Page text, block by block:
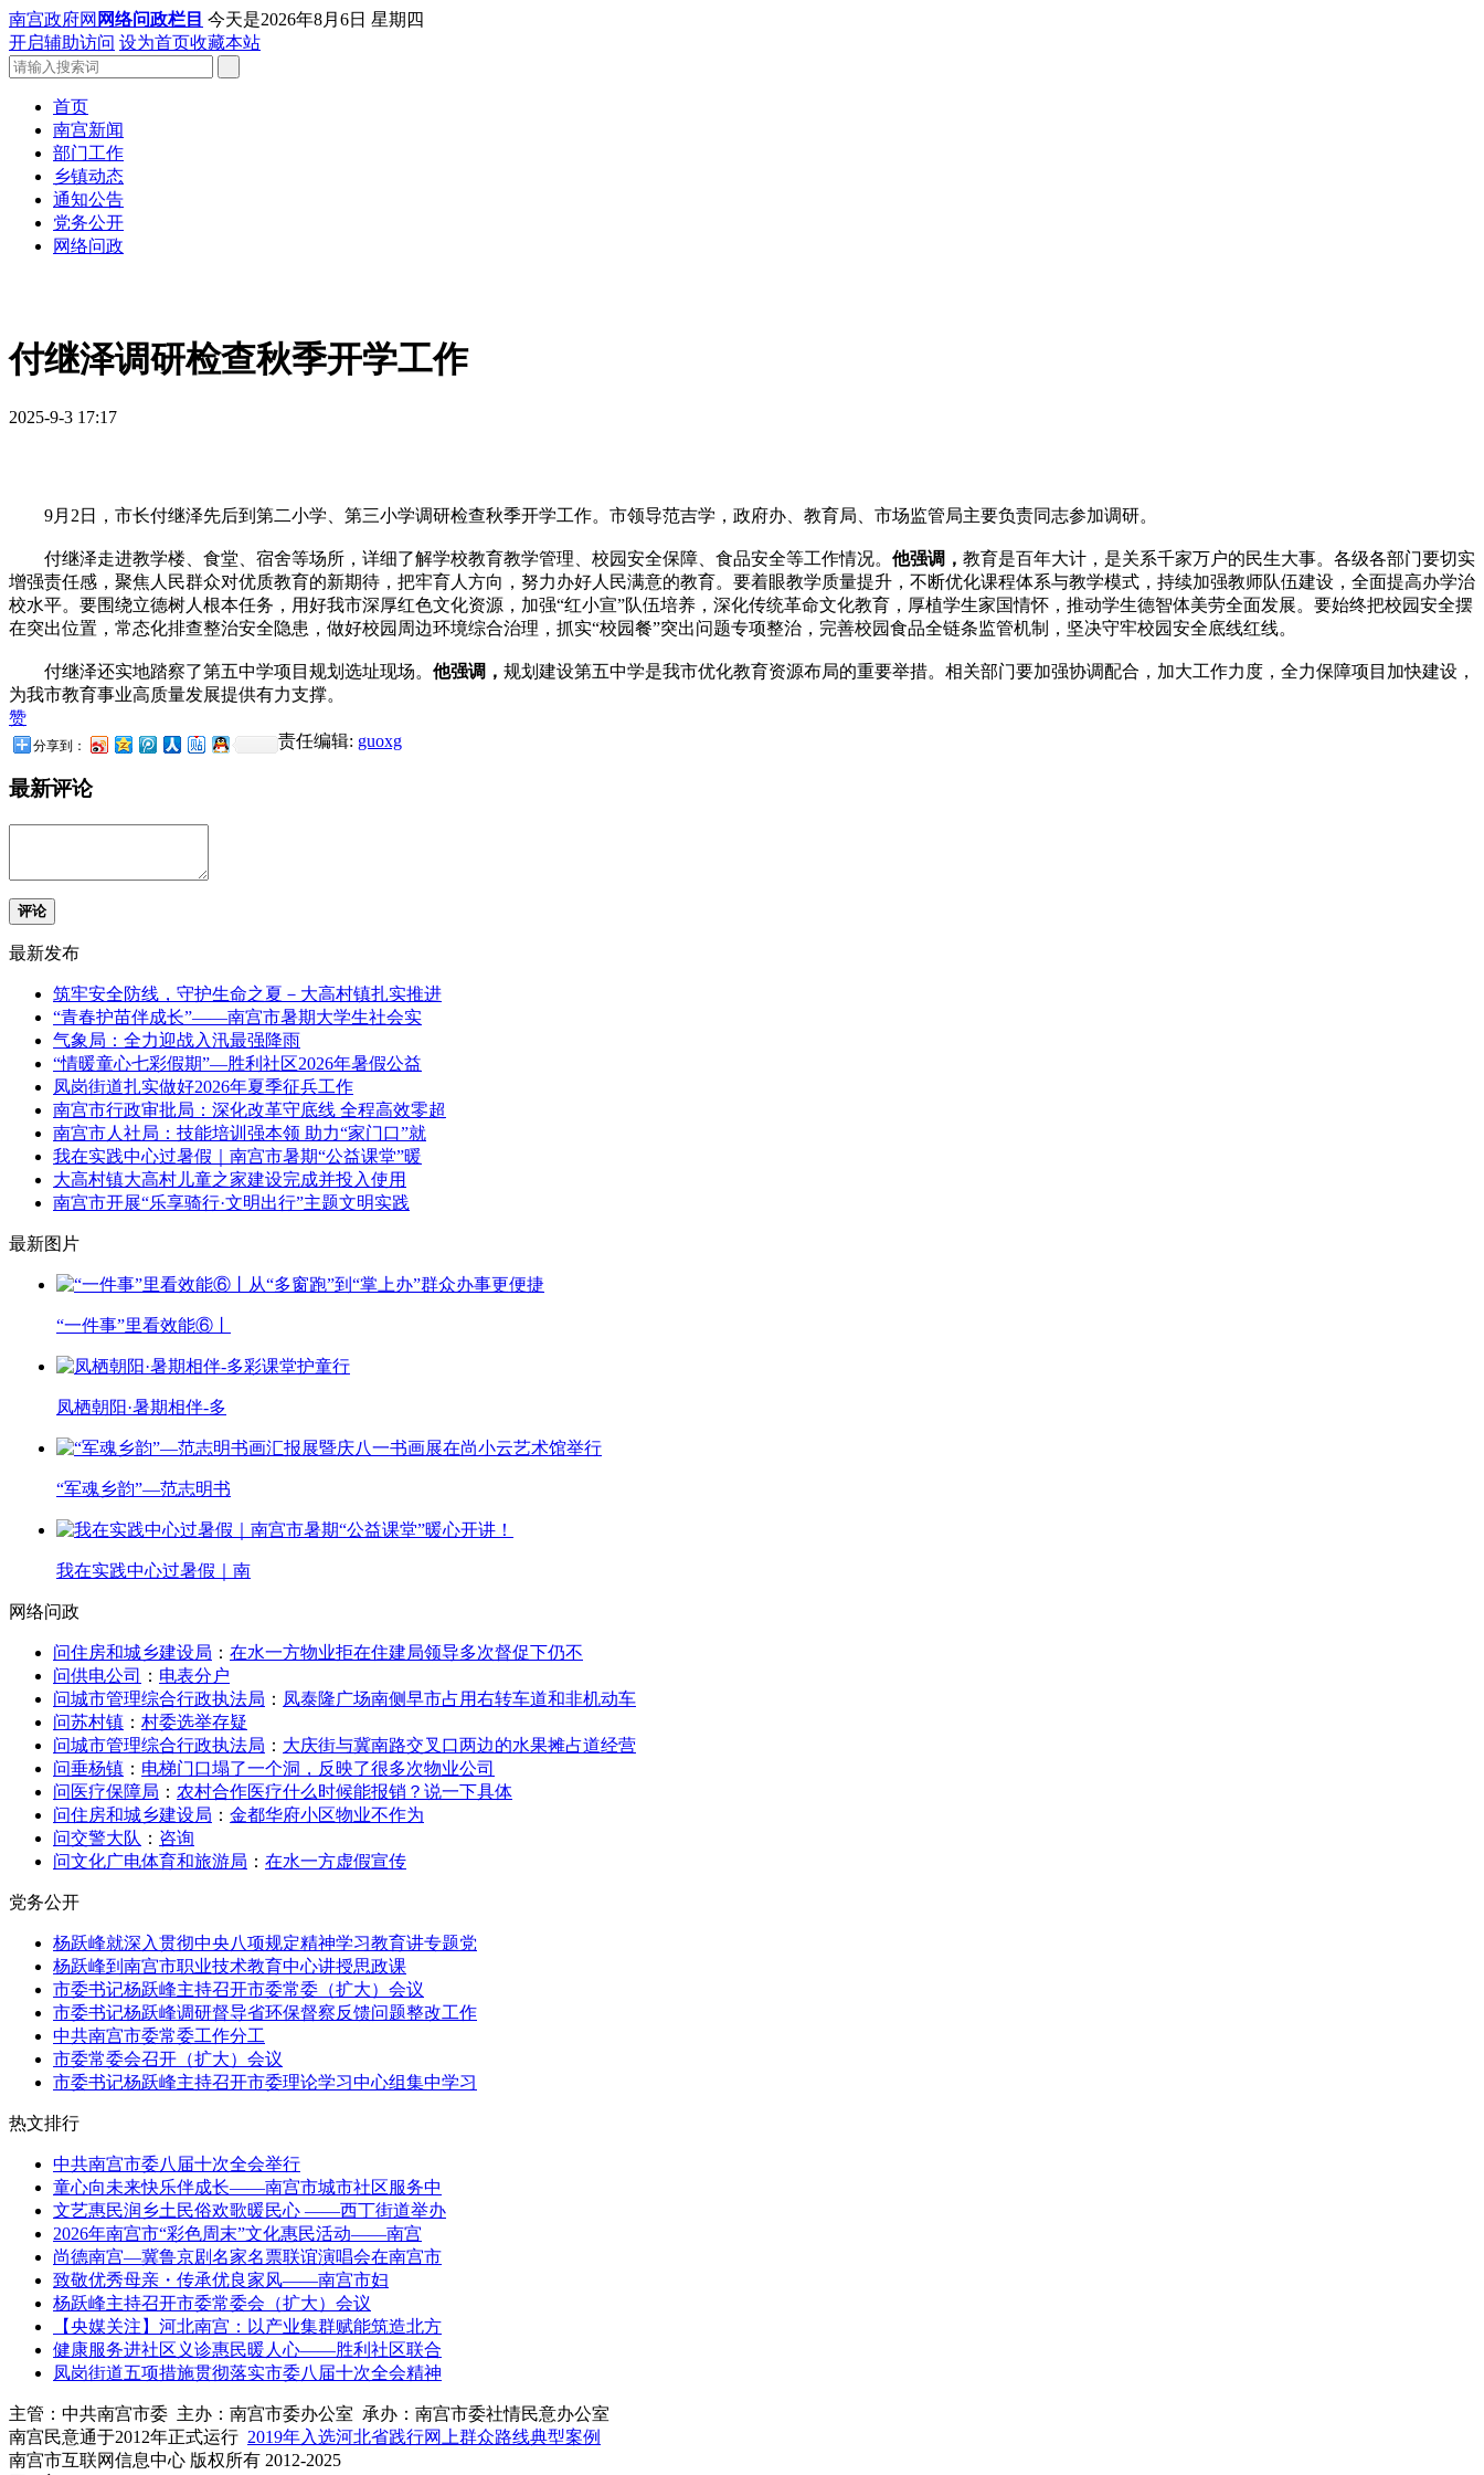
南宫政府网 网络问政栏目 今天是2026年8月6日 星期四
开启辅助访问 设为首页收藏本站
首页
南宫新闻
部门工作
乡镇动态
通知公告
党务公开
网络问政
付继泽调研检查秋季开学工作
2025-9-3 17:17
9月2日，市长付继泽先后到第二小学、第三小学调研检查秋季开学工作。市领导范吉学，政府办、教育局、市场监管局主要负责同志参加调研。
付继泽走进教学楼、食堂、宿舍等场所，详细了解学校教育教学管理、校园安全保障、食品安全等工作情况。 他强调， 教育是百年大计，是关系千家万户的民生大事。各级各部门要切实
增强责任感，聚焦人民群众对优质教育的新期待，把牢育人方向，努力办好人民满意的教育。要着眼教学质量提升，不断优化课程体系与教学模式，持续加强教师队伍建设，全面提高办学治
校水平。要围绕立德树人根本任务，用好我市深厚红色文化资源，加强“红小宣”队伍培养，深化传统革命文化教育，厚植学生家国情怀，推动学生德智体美劳全面发展。要始终把校园安全摆
在突出位置，常态化排查整治安全隐患，做好校园周边环境综合治理，抓实“校园餐”突出问题专项整治，完善校园食品全链条监管机制，坚决守牢校园安全底线红线。
付继泽还实地踏察了第五中学项目规划选址现场。 他强调， 规划建设第五中学是我市优化教育资源布局的重要举措。相关部门要加强协调配合，加大工作力度，全力保障项目加快建设，
为我市教育事业高质量发展提供有力支撑。
赞
分享到： 责任编辑: guoxg
最新评论
评论
最新发布
筑牢安全防线，守护生命之夏－大高村镇扎实推进
“青春护苗伴成长”——南宫市暑期大学生社会实
气象局：全力迎战入汛最强降雨
“情暖童心七彩假期”—胜利社区2026年暑假公益
凤岗街道扎实做好2026年夏季征兵工作
南宫市行政审批局：深化改革守底线 全程高效零超
南宫市人社局：技能培训强本领 助力“家门口”就
我在实践中心过暑假｜南宫市暑期“公益课堂”暖
大高村镇大高村儿童之家建设完成并投入使用
南宫市开展“乐享骑行·文明出行”主题文明实践
最新图片
“一件事”里看效能⑥丨
凤栖朝阳·暑期相伴-多
“军魂乡韵”—范志明书
我在实践中心过暑假｜南
网络问政
问住房和城乡建设局 ： 在水一方物业拒在住建局领导多次督促下仍不
问供电公司
： 电表分户
问城市管理综合行政执法局 ： 凤泰隆广场南侧早市占用右转车道和非机动车
问苏村镇 ： 村委选举存疑
问城市管理综合行政执法局 ： 大庆街与冀南路交叉口两边的水果摊占道经营
问垂杨镇 ： 电梯门口塌了一个洞，反映了很多次物业公司
问医疗保障局 ： 农村合作医疗什么时候能报销？说一下具体
问住房和城乡建设局 ： 金都华府小区物业不作为
问交警大队 ： 咨询
问文化广电体育和旅游局 ： 在水一方虚假宣传
党务公开
杨跃峰就深入贯彻中央八项规定精神学习教育讲专题党
杨跃峰到南宫市职业技术教育中心讲授思政课
市委书记杨跃峰主持召开市委常委（扩大）会议
市委书记杨跃峰调研督导省环保督察反馈问题整改工作
中共南宫市委常委工作分工
市委常委会召开（扩大）会议
市委书记杨跃峰主持召开市委理论学习中心组集中学习
热文排行
中共南宫市委八届十次全会举行
童心向未来快乐伴成长——南宫市城市社区服务中
文艺惠民润乡土民俗欢歌暖民心 ——西丁街道举办
2026年南宫市“彩色周末”文化惠民活动——南宫
尚德南宫—冀鲁京剧名家名票联谊演唱会在南宫市
致敬优秀母亲・传承优良家风——南宫市妇
杨跃峰主持召开市委常委会（扩大）会议
【央媒关注】河北南宫：以产业集群赋能筑造北方
健康服务进社区义诊惠民暖人心——胜利社区联合
凤岗街道五项措施贯彻落实市委八届十次全会精神
主管：中共南宫市委 主办：南宫市委办公室 承办：南宫市委社情民意办公室
南宫民意通于2012年正式运行 2019年入选河北省践行网上群众路线典型案例
南宫市互联网信息中心 版权所有 2012-2025